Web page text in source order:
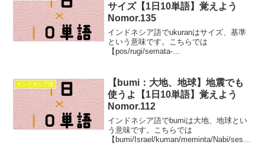
サイズ【1日10単語】覚えよう
Nomor.135
インドネシア語でukuranはサイズ、基準
という意味です。こちらでは
【pos/rugi/semata-
の10単語を学べます。
インドネシア語
【bumi：大地、地球】地震でも
使うよ【1日10単語】覚えよう
Nomor.112
インドネシア語でbumiは大地、地球とい
う意味です。こちらでは
【bumi/Israel/kuman/meminta/Nabi/sesun